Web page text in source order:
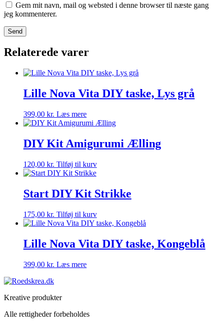
Gem mit navn, mail og websted i denne browser til næste gang
jeg kommenterer.
Relaterede varer
Lille Nova Vita DIY taske, Lys grå
399,00 kr. Læs mere
DIY Kit Amigurumi Ælling
120,00 kr. Tilføj til kurv
Start DIY Kit Strikke
175,00 kr. Tilføj til kurv
Lille Nova Vita DIY taske, Kongeblå
399,00 kr. Læs mere
Kreative produkter
Alle rettigheder forbeholdes